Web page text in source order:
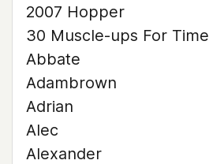
2007 Hopper
30 Muscle-ups For Time
Abbate
Adambrown
Adrian
Alec
Alexander